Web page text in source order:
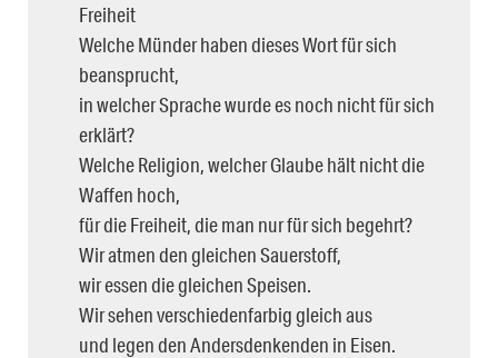
Freiheit
Welche Münder haben dieses Wort für sich
beansprucht,
in welcher Sprache wurde es noch nicht für sich
erklärt?
Welche Religion, welcher Glaube hält nicht die
Waffen hoch,
für die Freiheit, die man nur für sich begehrt?
Wir atmen den gleichen Sauerstoff,
wir essen die gleichen Speisen.
Wir sehen verschiedenfarbig gleich aus
und legen den Andersdenkenden in Eisen.